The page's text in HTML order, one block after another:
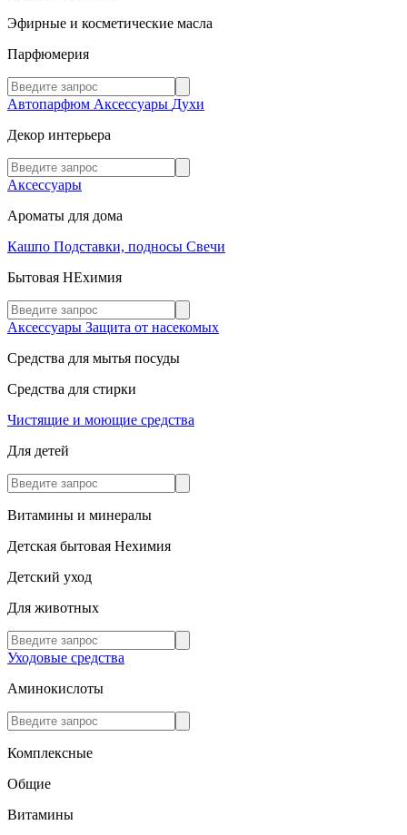
Эфирные и косметические масла
Парфюмерия
Автопарфюм Аксессуары Духи
Декор интерьера
Аксессуары
Ароматы для дома
Кашпо Подставки, подносы Свечи
Бытовая НЕхимия
Аксессуары Защита от насекомых
Средства для мытья посуды
Средства для стирки
Чистящие и моющие средства
Для детей
Витамины и минералы
Детская бытовая Нехимия
Детский уход
Для животных
Уходовые средства
Аминокислоты
Комплексные
Общие
Витамины